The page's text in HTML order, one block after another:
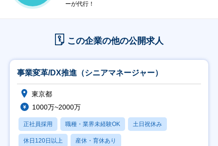
ーが代行！
この企業の他の公開求人
事業変革/DX推進（シニアマネージャー）
東京都
1000万~2000万
正社員採用 職種・業界未経験OK 土日祝休み
休日120日以上 産休・育休あり